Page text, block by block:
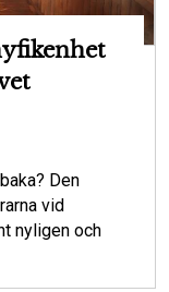
Den
vid
nyligen och